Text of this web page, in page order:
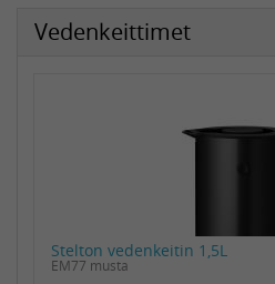
Vedenkeittimet
Stelton vedenkeitin 1,5L
EM77 musta